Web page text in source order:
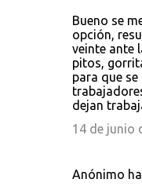
Bueno se
opción,
veinte ante
pitos,
para que
dejan
14 de junio
Anónimo